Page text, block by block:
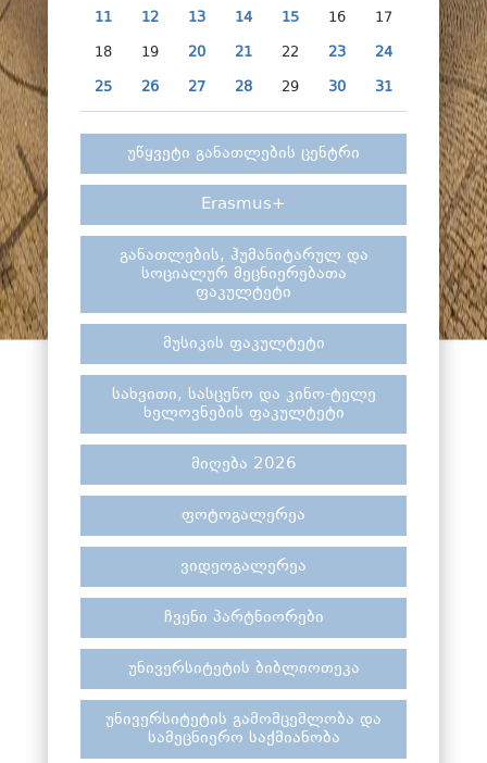
11 12 13 14 15 16 17
18 19 20 21 22 23 24
25 26 27 28 29 30 31
უწყვეტი განათლების ცენტრი
Erasmus+
განათლების, ჰუმანიტარულ და
სოციალურ მეცნიერებათა
ფაკულტეტი
მუსიკის ფაკულტეტი
სახვითი, სასცენო და კინო-ტელე
ხელოვნების ფაკულტეტი
მიღება 2026
ფოტოგალერეა
ვიდეოგალერეა
ჩვენი პარტნიორები
უნივერსიტეტის ბიბლიოთეკა
უნივერსიტეტის გამომცემლობა და
სამეცნიერო საქმიანობა